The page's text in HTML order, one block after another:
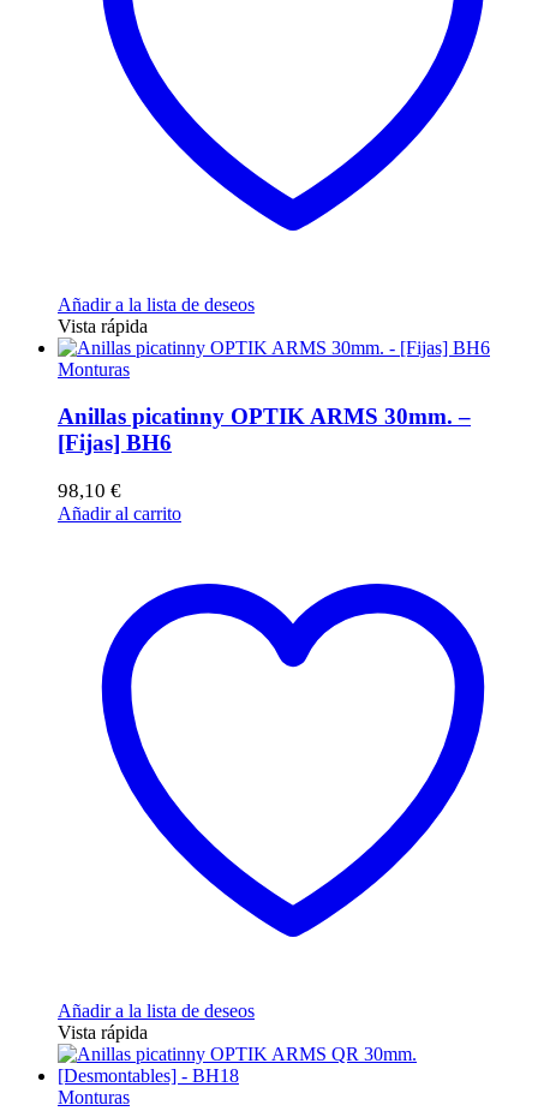
Añadir a la lista de deseos
Vista rápida
Monturas
Anillas picatinny OPTIK ARMS 30mm. –
[Fijas] BH6
98,10 €
Añadir al carrito
Añadir a la lista de deseos
Vista rápida
Monturas